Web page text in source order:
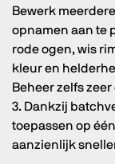
Bewerk
opnamen aan te
rode ogen, wis
kleur en
Beheer zelfs
3. Dankzij
toepassen op
aanzienlijk